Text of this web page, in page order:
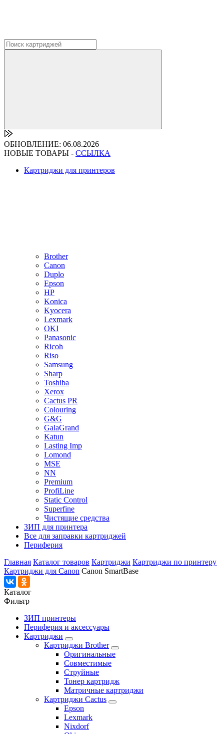
ОБНОВЛЕНИЕ: 06.08.2026
НОВЫЕ ТОВАРЫ - ССЫЛКА
Картриджи для принтеров
Brother
Canon
Duplo
Epson
HP
Konica
Kyocera
Lexmark
OKI
Panasonic
Ricoh
Riso
Samsung
Sharp
Toshiba
Xerox
Cactus PR
Colouring
G&G
GalaGrand
Katun
Lasting Imp
Lomond
MSE
NN
Premium
ProfiLine
Static Control
Superfine
Чистящие средства
ЗИП для принтера
Все для заправки картриджей
Периферия
Главная Каталог товаров Картриджи Картриджи по принтеру
Картриджи для Canon Canon SmartBase
Каталог
Фильтр
ЗИП принтеры
Периферия и аксессуары
Картриджи
Картриджи Brother
Оригинальные
Совместимые
Струйные
Тонер картридж
Матричные картриджи
Картриджи Cactus
Epson
Lexmark
Nixdorf